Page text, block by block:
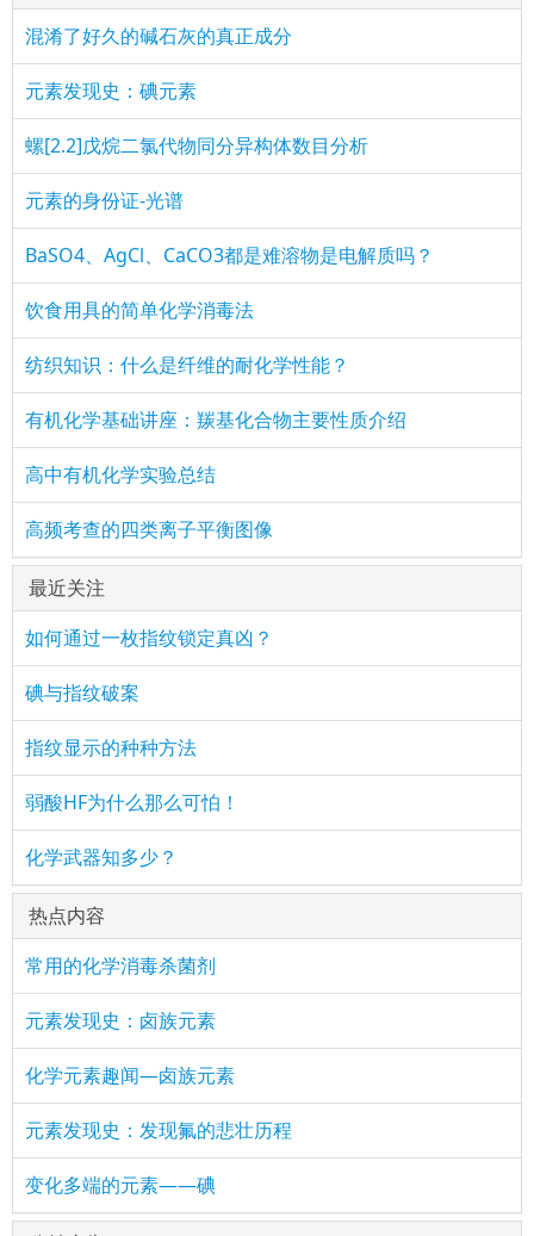
混淆了好久的碱石灰的真正成分
元素发现史：碘元素
螺[2.2]戊烷二氯代物同分异构体数目分析
元素的身份证-光谱
BaSO4、AgCl、CaCO3都是难溶物是电解质吗？
饮食用具的简单化学消毒法
纺织知识：什么是纤维的耐化学性能？
有机化学基础讲座：羰基化合物主要性质介绍
高中有机化学实验总结
高频考查的四类离子平衡图像
最近关注
如何通过一枚指纹锁定真凶？
碘与指纹破案
指纹显示的种种方法
弱酸HF为什么那么可怕！
化学武器知多少？
热点内容
常用的化学消毒杀菌剂
元素发现史：卤族元素
化学元素趣闻—卤族元素
元素发现史：发现氟的悲壮历程
变化多端的元素——碘